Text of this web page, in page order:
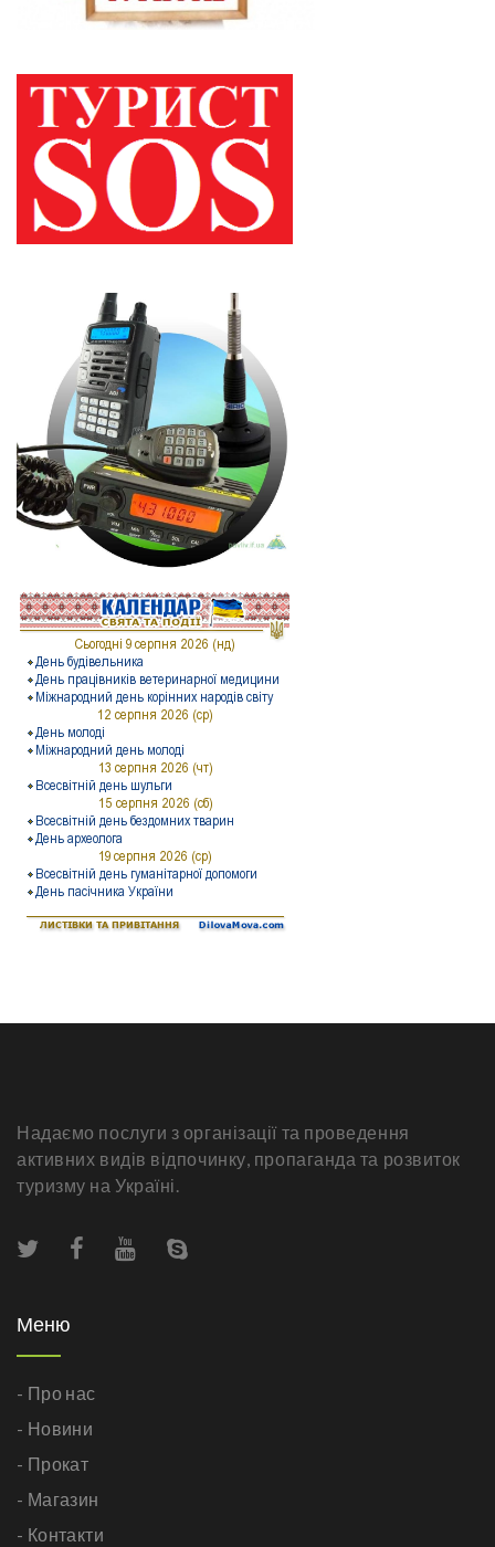
Надаємо послуги з організації та проведення
активних видів відпочинку, пропаганда та розвиток
туризму на Україні.
Меню
- Про нас
- Новини
- Прокат
- Магазин
- Контакти